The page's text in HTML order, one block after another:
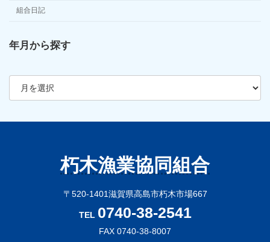
組合日記
年月から探す
ア
朽木漁業協同組合
〒520-1401滋賀県高島市朽木市場667
TEL 0740-38-2541
FAX 0740-38-8007